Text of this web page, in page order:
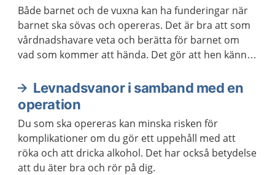
Både barnet och de vuxna kan ha funderingar när
barnet ska sövas och opereras. Det är bra att som
vårdnadshavare veta och berätta för barnet om
vad som kommer att hända. Det gör att hen känner
Levnadsvanor i samband med en
operation
Du som ska opereras kan minska risken för
komplikationer om du gör ett uppehåll med att
röka och att dricka alkohol. Det har också betydelse
att du äter bra och rör på dig.